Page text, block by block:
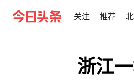
关注 推荐
浙江